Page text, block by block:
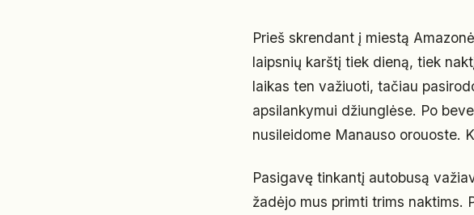
Prieš skrendant į miestą
laipsnių karštį tiek dieną, tiek
laikas ten važiuoti, tačiau
apsilankymui džiunglėse. Po
nusileidome Manauso orouoste.
Pasigavę tinkantį autobusą
žadėjo mus primti trims naktims.